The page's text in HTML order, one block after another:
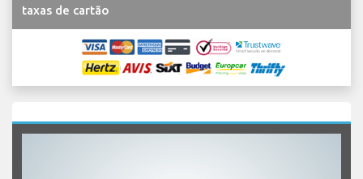
taxas de cartão